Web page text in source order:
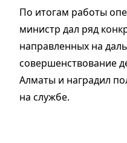
По итогам работы
министр дал ряд
направленных на
совершенствование
Алматы и наградил
на службе.